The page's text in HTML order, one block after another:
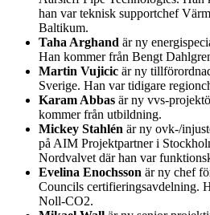
han var teknisk supportchef
Baltikum.
Taha Arghand är ny
Han kommer från Bengt
Martin Vujicic är ny
Sverige. Han var tidigare
Karam Abbas är ny vvs-
kommer från utbildning.
Mickey Stahlén är ny ovk-/
på AIM Projektpartner i
Nordvalvet där han var
Evelina Enochsson är ny chef
Councils certifieringsavdelning.
Noll-CO2.